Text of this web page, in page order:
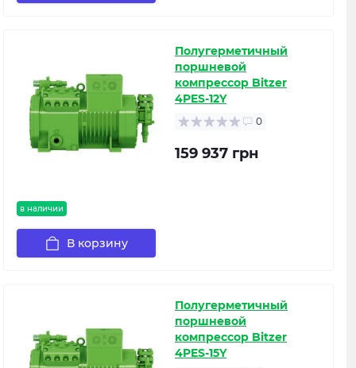
в наличии
Полугерметичный
поршневой
компрессор Bitzer
4PES-12Y
0
159 937 грн
В корзину
Полугерметичный
поршневой
компрессор Bitzer
4PES-15Y